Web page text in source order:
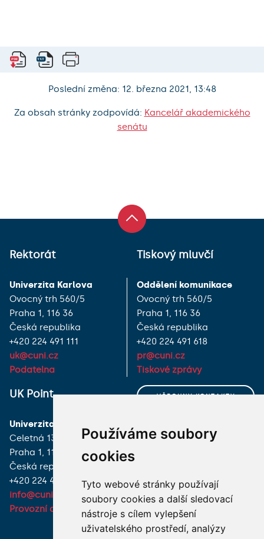
Používáme soubory
cookies
Tyto webové stránky používají
soubory cookies a další sledovací
nástroje s cílem vylepšení
uživatelského prostředí, analýzy
Poslední změna: 12. března 2021, 13:48
Za obsah stránky zodpovídá: Kancelář akademického
senátu
Rektorát
Univerzita Karlova
Ovocný trh 560/5
Praha 1, 116 36
Česká republika
+420 224 491 111
uk@cuni.cz
Podatelna
Tiskový mluvčí
Oddělení komunikace
Ovocný trh 560/5
Praha 1, 116 36
Česká republika
+420 224 491 618
pr@cuni.cz
Tiskové zprávy
UK Point
Univerzita Karlova
Celetná 13
Praha 1, 116 36
Česká republika
+420 224 491 850
info@cuni.cz
Provozní doba a kontakty
VŠECHNY KONTAKTY